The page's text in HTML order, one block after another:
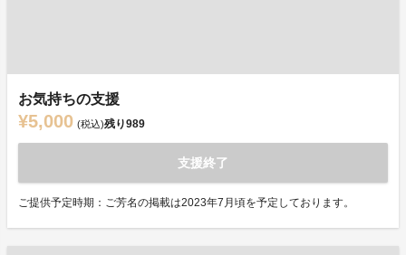
お気持ちの支援
¥5,000 (税込)残り989
支援終了
ご提供予定時期：ご芳名の掲載は2023年7月頃を予定しております。